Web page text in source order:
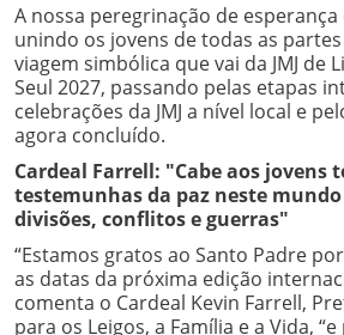
A nossa peregrinação de
unindo os jovens de todas as
viagem simbólica que vai da JMJ de
Seul 2027, passando pelas etapas
celebrações da JMJ a nível local e
agora concluído.
Cardeal Farrell: "Cabe aos jovens
testemunhas da paz neste
divisões, conflitos e guerras"
“Estamos gratos ao Santo Padre
as datas da próxima edição
comenta o Cardeal Kevin Farrell,
para os Leigos, a Família e a Vida,